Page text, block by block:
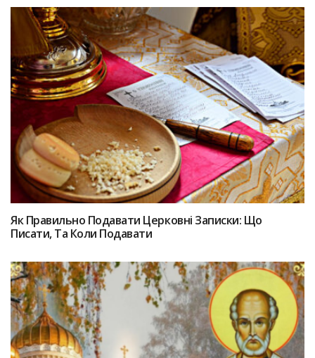
Як Правильно Подавати Церковні Записки: Що
Писати, Та Коли Подавати